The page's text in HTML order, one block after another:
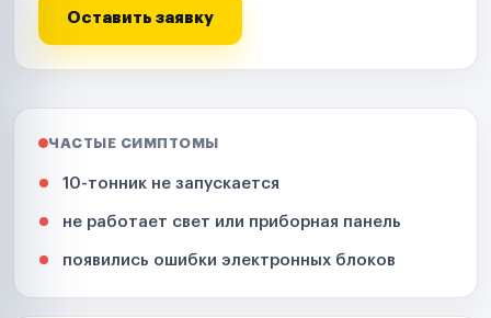
Оставить заявку
ЧАСТЫЕ СИМПТОМЫ
10-тонник не запускается
не работает свет или приборная панель
появились ошибки электронных блоков